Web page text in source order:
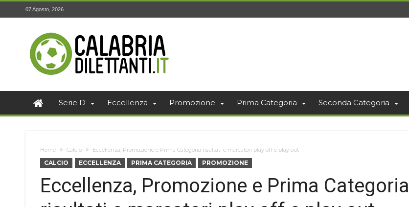
07 Agosto, 2026
Serie D Eccellenza Promozione Prima Categoria Seconda Categoria
Home Calcio Eccellenza, Promozione e Prima Categoria risultati e marcatori play off e play out
CALCIO ECCELLENZA PRIMA CATEGORIA PROMOZIONE
Eccellenza, Promozione e Prima Categoria